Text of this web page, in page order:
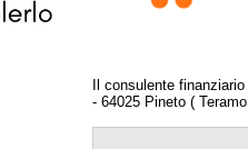
Il consulente finanziario
- 64025 Pineto ( Teramo